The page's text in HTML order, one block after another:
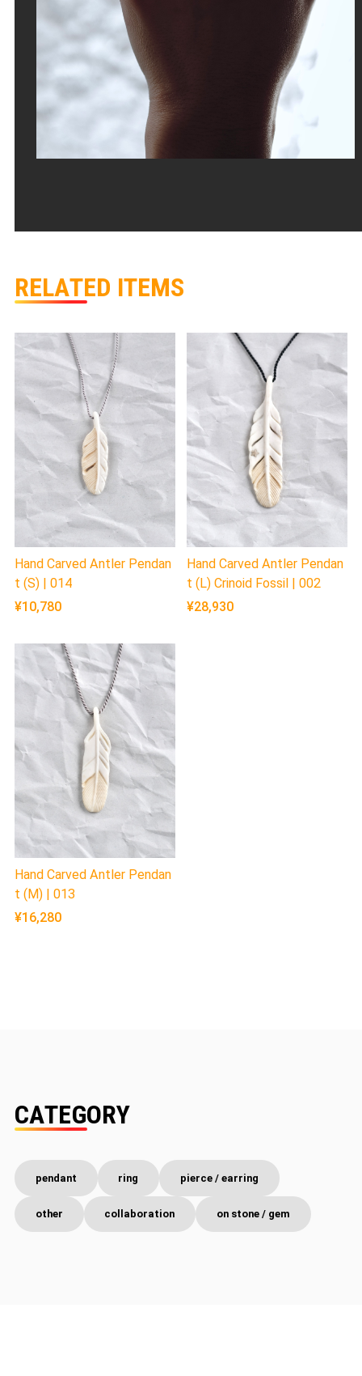
RELATED ITEMS
Hand Carved Antler Pendan
t (S) | 014
¥10,780
Hand Carved Antler Pendan
t (L) Crinoid Fossil | 002
¥28,930
Hand Carved Antler Pendan
t (M) | 013
¥16,280
CATEGORY
pendant ring pierce / earring
other collaboration on stone / gem